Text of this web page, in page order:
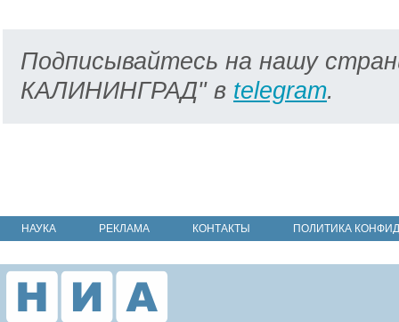
Подписывайтесь на нашу
КАЛИНИНГРАД" в telegram.
НАУКА РЕКЛАМА КОНТАКТЫ ПОЛИТИКА